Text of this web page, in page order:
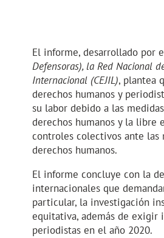
El informe, desarrollado por
Defensoras), la Red Nacional
Internacional (CEJIL), plantea
derechos humanos y
su labor debido a las
derechos humanos y la libre
controles colectivos ante
derechos humanos.
El informe concluye con la
internacionales que
particular, la investigación
equitativa, además de exigir
periodistas en el año 2020.